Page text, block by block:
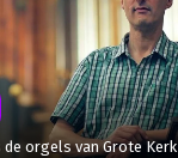
orgels van Grote